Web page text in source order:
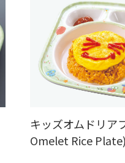
キッズオムドリア
Omelet Rice Plate)